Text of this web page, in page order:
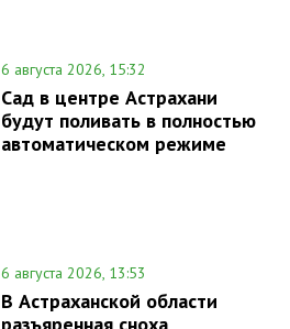
6 августа 2026, 15:32
Сад в центре Астрахани
будут поливать в полностью
автоматическом режиме
6 августа 2026, 13:53
В Астраханской области
разъяренная сноха